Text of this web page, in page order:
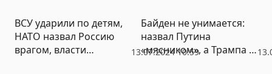
вооруженный мятеж
13.07.2024 10:59
ВСУ ударили по детям,
НАТО назвал Россию
врагом, власти
Байден не унимается:
назвал Путина
«мясником», а Трампа –